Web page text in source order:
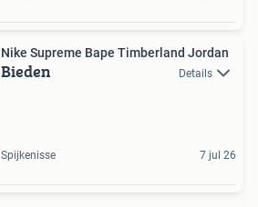
Nike Supreme Bape Timberland Jordan
Bieden Details
Spijkenisse 7 jul 26